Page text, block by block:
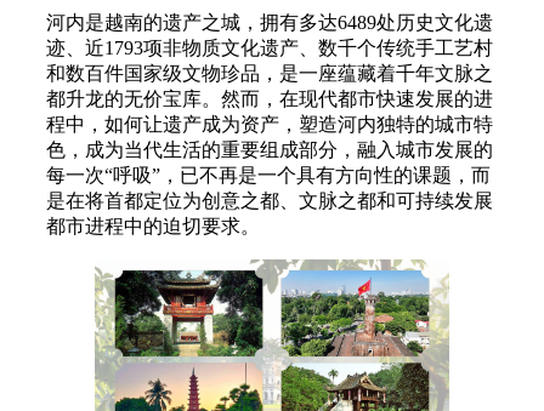
河内是越南的遗产之城，拥有多达6489处历史文化遗
迹、近1793项非物质文化遗产、数千个传统手工艺村
和数百件国家级文物珍品，是一座蕴藏着千年文脉之
都升龙的无价宝库。然而，在现代都市快速发展的进
程中，如何让遗产成为资产，塑造河内独特的城市特
色，成为当代生活的重要组成部分，融入城市发展的
每一次“呼吸”，已不再是一个具有方向性的课题，而
是在将首都定位为创意之都、文脉之都和可持续发展
都市进程中的迫切要求。